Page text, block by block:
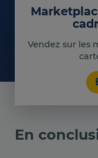
Vendez sur les
En